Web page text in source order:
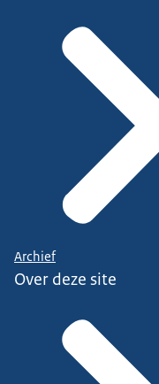
Archief
Over deze site